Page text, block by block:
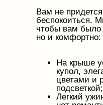
Вам не
беспокоиться.
чтобы вам было
но и комфортно:
На крыше
купол,
цветами и
подсветкой;
Легкий